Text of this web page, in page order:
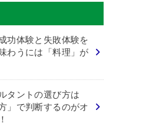
功体験と失敗体験を
わうには「料理」が
タントの選び方は
」で判断するのがオ